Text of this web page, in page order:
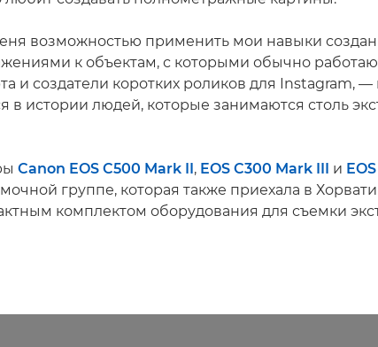
возможностью применить мои навыки
к объектам, с которыми обычно
и создатели коротких роликов для Instagram,
в истории людей, которые занимаются столь
Canon EOS C500 Mark II , EOS C300 Mark III и
группе, которая также приехала в
комплектом оборудования для съемки